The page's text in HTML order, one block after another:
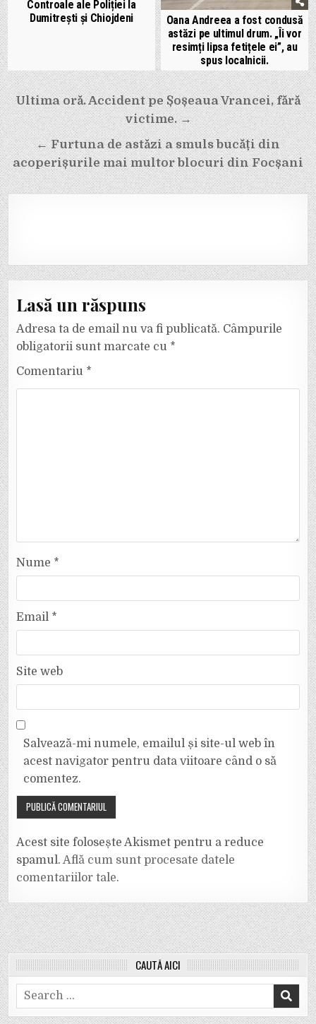
Controale ale Poliției la
Dumitrești și Chiojdeni
Oana Andreea a fost condusă
astăzi pe ultimul drum. „Îi vor
resimți lipsa fetițele ei”, au
spus localnicii.
Navigare
în
articole
Ultima oră. Accident pe Șoșeaua Vrancei, fără
victime. →
← Furtuna de astăzi a smuls bucăți din
acoperișurile mai multor blocuri din Focșani
Lasă un răspuns
Adresa ta de email nu va fi publicată. Câmpurile
obligatorii sunt marcate cu *
Comentariu *
Nume *
Email *
Site web
Salvează-mi numele, emailul și site-ul web în
acest navigator pentru data viitoare când o să
comentez.
Acest site folosește Akismet pentru a reduce
spamul.Află cum sunt procesate datele
comentariilor tale.
CAUTĂ AICI
Search
for: